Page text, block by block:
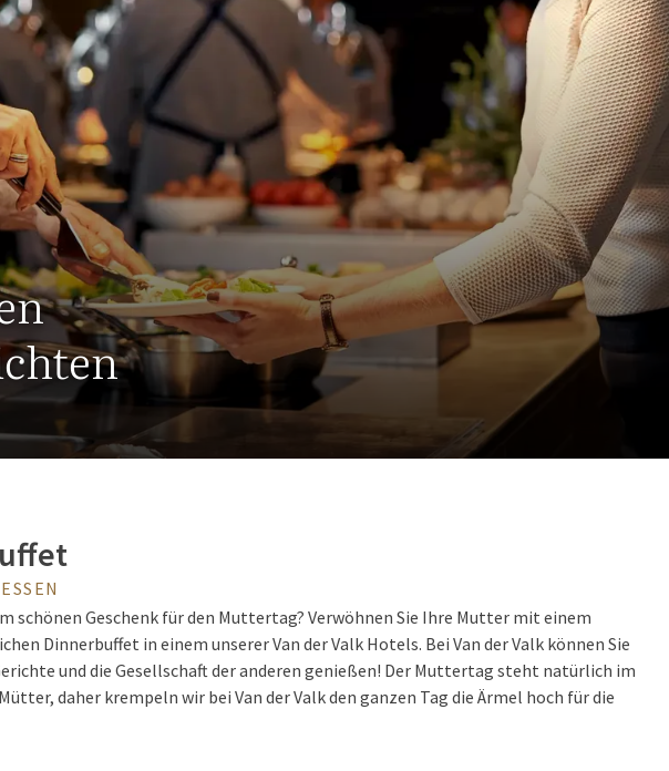
schönen Geschenk für den Muttertag? Verwöhnen Sie Ihre Mutter mit einem
Dinnerbuffet in einem unserer Van der Valk Hotels. Bei Van der Valk können Sie
und die Gesellschaft der anderen genießen! Der Muttertag steht natürlich im
daher krempeln wir bei Van der Valk den ganzen Tag die Ärmel hoch für die